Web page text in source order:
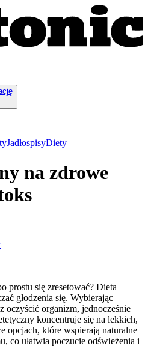
JadłospisyDiety
na zdrowe
prostu się zresetować? Dieta
głodzenia się. Wybierając
oczyścić organizm, jednocześnie
koncentruje się na lekkich,
opcjach, które wspierają naturalne
co ułatwia poczucie odświeżenia i